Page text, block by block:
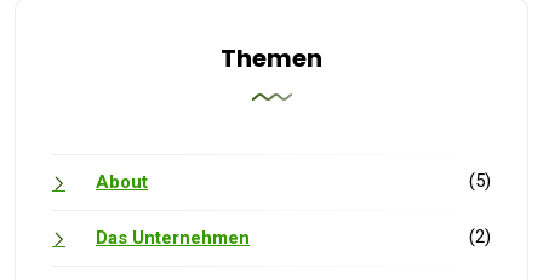
Themen
About (5)
Das Unternehmen (2)